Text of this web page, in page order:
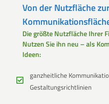
Von der Nutzfläche
Die größte Nutzfläche Ihrer
Nutzen Sie ihn neu – als
Ideen:
ganzheitliche
Gestaltungsrichtlinien